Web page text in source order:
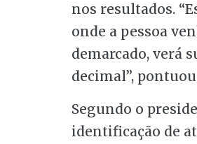
nos resultados.
onde a pessoa
demarcado, verá
decimal”,
Segundo o
identificação de